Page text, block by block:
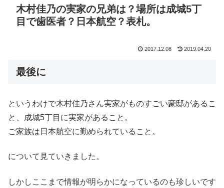
木村佳乃の実家の兄弟は？場所は成城5丁
目で歯医者？日本航空？表札。
2017.12.08 2019.04.20
最後に
というわけで木村佳乃さん実家がものすごい豪邸があるこ
と、成城5丁目に実家があること。
ご家族は日本航空に勤められていること。
について見ていきました。
しかしここまで情報が明らかになっているのも珍しいです